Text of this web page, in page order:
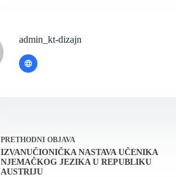
admin_kt-dizajn
PRETHODNI OBJAVA
IZVANUČIONIČKA NASTAVA UČENIKA
NJEMAČKOG JEZIKA U REPUBLIKU
AUSTRIJU